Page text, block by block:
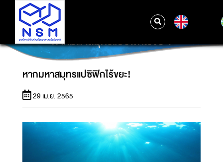
หากมหาสมุทรแปซิฟิกไร้ขยะ!
หากมหาสมุทรแปซิฟิกไร้ขยะ!
29 เม.ย. 2565